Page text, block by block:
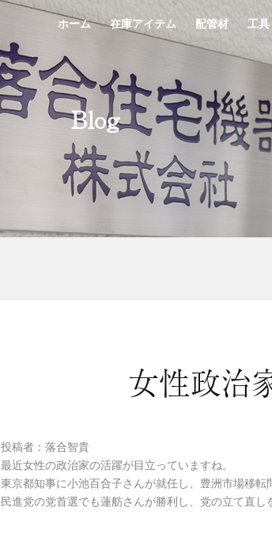
ホーム 在庫アイテム
StockList
配管材 工具
Blog
女性政治
投稿者：落合智貴
最近女性の政治家の活躍が目立っていますね。
東京都知事に小池百合子さんが就任し、豊洲市場移転
民進党の党首選でも蓮舫さんが勝利し、党の立て直し